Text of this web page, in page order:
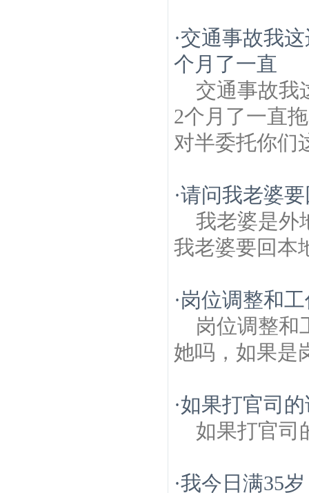
·交通事故我
个月了一直
交通事故我
2个月了一直
对半委托你们
·请问我老婆
我老婆是外
我老婆要回本
·岗位调整和
岗位调整和
她吗，如果是
·如果打官司
如果打官司
·我今日满35